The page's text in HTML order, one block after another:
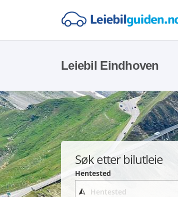
Leiebil Eindhoven
Søk etter bilutleie
Hentested